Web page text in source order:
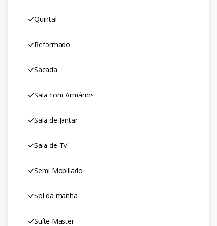
Quintal
Reformado
Sacada
Sala com Armários
Sala de Jantar
Sala de TV
Semi Mobiliado
Sol da manhã
Suíte Master